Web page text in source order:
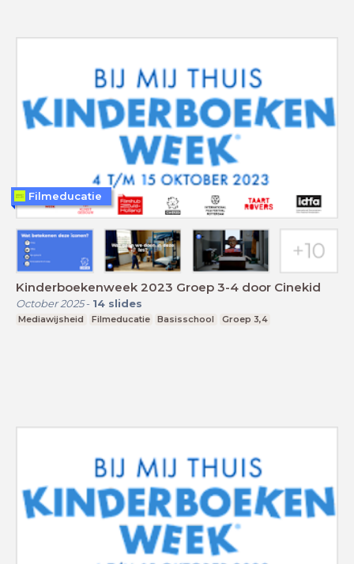
Kinderboekenweek 2023 Groep 3-4 door Cinekid
October 2025- 14 slides
Mediawijsheid Filmeducatie Basisschool Groep 3,4
Filmeducatie